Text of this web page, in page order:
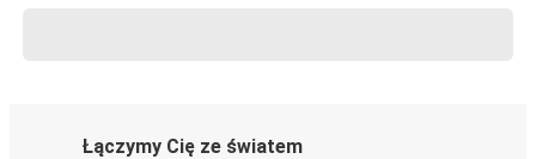
Łączymy Cię ze światem